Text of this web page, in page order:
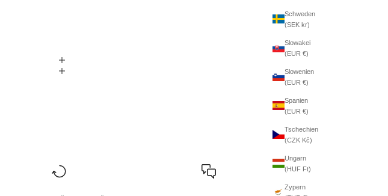
Schweden
(SEK kr)
Slowakei
(EUR €)
Slowenien
(EUR €)
Spanien
(EUR €)
Tschechien
(CZK Kč)
Ungarn
(HUF Ft)
Zypern